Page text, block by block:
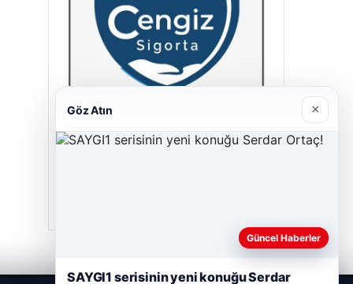
Göz Atın ×
Güncel Haberler
SAYGI1 serisinin yeni konuğu Serdar